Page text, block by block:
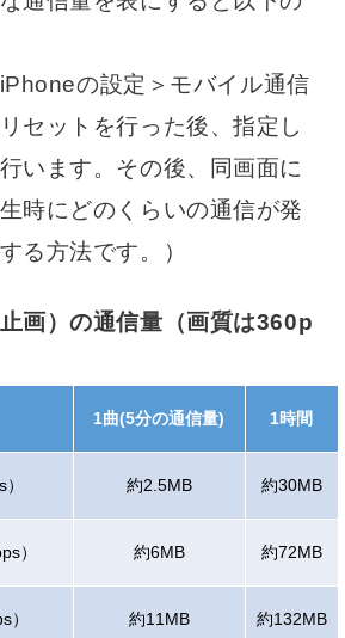
iPhoneの設定＞モバイル通信
セットを行った後、指定し
います。その後、同画面に
時にどのくらいの通信が発
る方法です。）
画）の通信量（画質は360p
1曲(5分の通信量) 1時間
約2.5MB 約30MB
） 約6MB 約72MB
） 約11MB 約132MB